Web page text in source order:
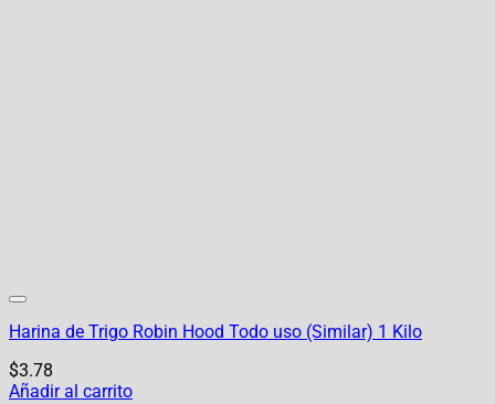
Harina de Trigo Robin Hood Todo uso (Similar) 1 Kilo
$3.78
Añadir al carrito